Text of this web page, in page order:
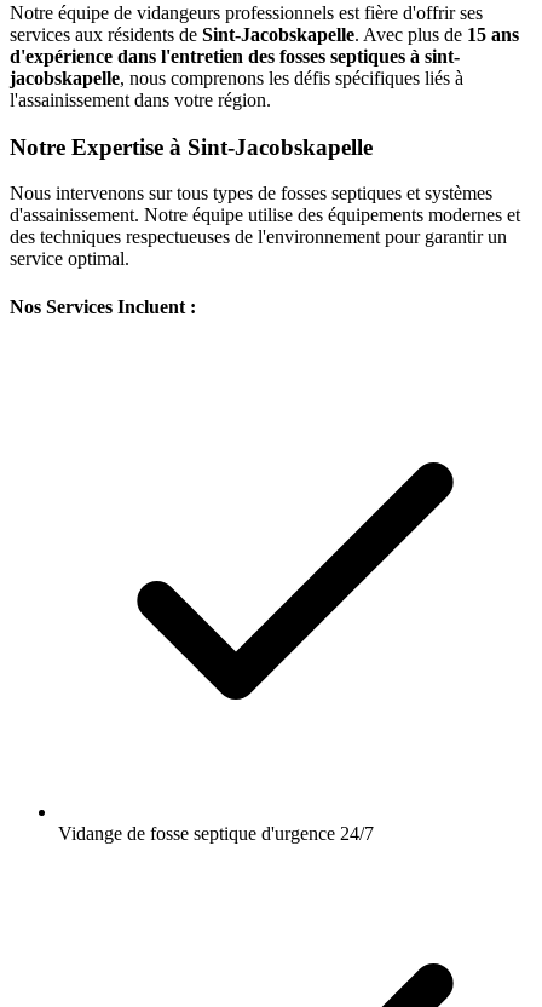
Notre équipe de vidangeurs professionnels est fière d'offrir ses
services aux résidents de Sint-Jacobskapelle. Avec plus de 15 ans
d'expérience dans l'entretien des fosses septiques à sint-
jacobskapelle, nous comprenons les défis spécifiques liés à
l'assainissement dans votre région.
Notre Expertise à Sint-Jacobskapelle
Nous intervenons sur tous types de fosses septiques et systèmes
d'assainissement. Notre équipe utilise des équipements modernes et
des techniques respectueuses de l'environnement pour garantir un
service optimal.
Nos Services Incluent :
Vidange de fosse septique d'urgence 24/7